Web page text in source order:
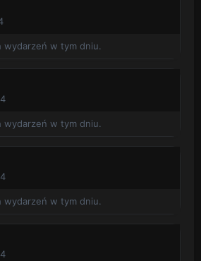
wydarzeń w tym dniu.
wydarzeń w tym dniu.
wydarzeń w tym dniu.